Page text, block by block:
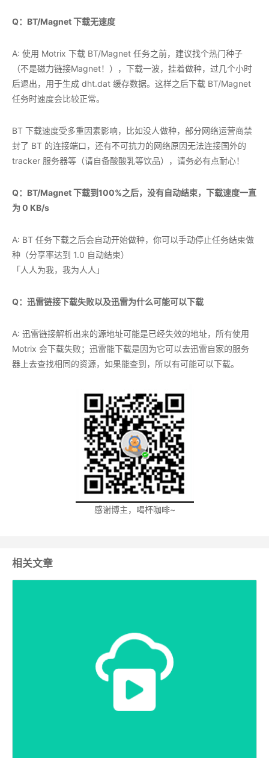
Q：BT/Magnet 下载无速度
A: 使用 Motrix 下载 BT/Magnet 任务之前，建议找个热门种子
（不是磁力链接Magnet！），下载一波，挂着做种，过几个小时
后退出，用于生成 dht.dat 缓存数据。这样之后下载 BT/Magnet
任务时速度会比较正常。
BT 下载速度受多重因素影响，比如没人做种，部分网络运营商禁
封了 BT 的连接端口，还有不可抗力的网络原因无法连接国外的
tracker 服务器等（请自备酸酸乳等饮品），请务必有点耐心！
Q：BT/Magnet 下载到100%之后，没有自动结束，下载速度一直
为 0 KB/s
A: BT 任务下载之后会自动开始做种，你可以手动停止任务结束做
种（分享率达到 1.0 自动结束）
「人人为我，我为人人」
Q：迅雷链接下载失败以及迅雷为什么可能可以下载
A: 迅雷链接解析出来的源地址可能是已经失效的地址，所有使用
Motrix 会下载失败；迅雷能下载是因为它可以去迅雷自家的服务
器上去查找相同的资源，如果能查到，所以有可能可以下载。
感谢博主，喝杯咖啡~
相关文章